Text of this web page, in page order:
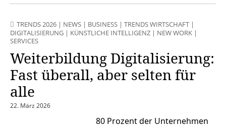
TRENDS 2026 | NEWS | BUSINESS | TRENDS WIRTSCHAFT |
DIGITALISIERUNG | KÜNSTLICHE INTELLIGENZ | NEW WORK |
SERVICES
Weiterbildung Digitalisierung:
Fast überall, aber selten für
alle
22. März 2026
80 Prozent der Unternehmen